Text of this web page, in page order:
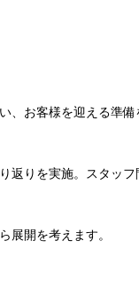
、お客様を迎える準備
りを実施。スタッフ
展開を考えます。